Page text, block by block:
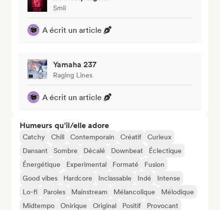
Smii
A écrit un article
Yamaha 237
Raging Lines
A écrit un article
Humeurs qu’il/elle adore
Catchy Chill Contemporain Créatif
Curieux
Dansant
Sombre Décalé Downbeat
Éclectique
Énergétique
Experimental Formaté
Fusion
Good vibes
Hardcore Inclassable Indé
Intense
Lo-fi
Paroles Mainstream Mélancolique
Mélodique
Midtempo
Onirique Original Positif
Provocant